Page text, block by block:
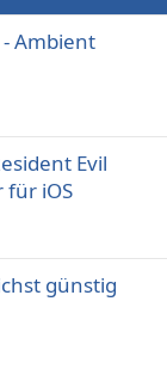
- Ambient
Evil
für iOS
günstig